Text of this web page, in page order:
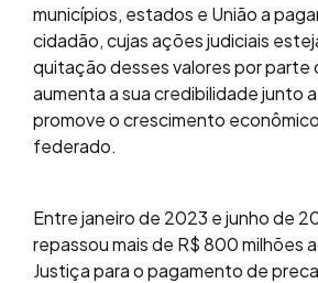
municípios, estados e União a
cidadão, cujas ações judiciais
quitação desses valores por parte
aumenta a sua credibilidade junto
promove o crescimento
federado.
Entre janeiro de 2023 e junho de
repassou mais de R$ 800 milhões
Justiça para o pagamento de